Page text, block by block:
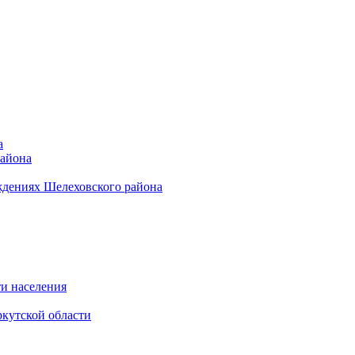
Шелеховского района
населения
области